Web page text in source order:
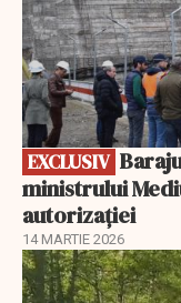
EXCLUSIV
ministrului
autorizației
14 MARTIE 2026
EXCLUSIV